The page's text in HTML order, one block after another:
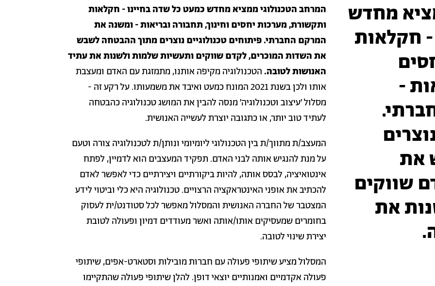
מחדש
- חקלאות
-
את
שווקים
את
המרחב הטכנולוגי ממציא מחדש כמעט כל שדה בחיינו - חקלאות
ותקשורת, מערכות יחסים וחינוך, תחבורה ובריאות - ומשנה את
המרקם החברתי. פיתוחים טכנולוגיים נוצרים מתוך ההבטחה לשבש
את השדות המוכרים, לקדם שווקים ותעשיות שלמות ולשנות את עתיד
האנושות לטובה. הטכנולוגיה מקיפה אותנו, מתמזגת עם האדם ומעצבת
אותו ולכן בשנת 2021 המונח כמעט ואיבד את משמעותו. על רקע זה -
מסלול 'עיצוב וטכנולוגיה' מנסה להבין את המושג טכנולוגיה כהבטחה
לעתיד טוב יותר, או כתגובה יוצרת לעשייה האנושית.
המעצב/ת מתווך/ת בין הטכנולוגי ליומיומי ונותן/ת לטכנולוגיה צורה וטעם
על מנת להנגיש אותה לבני האדם. תפקיד המעצבים הוא לדמיין, לפתח
אינטואיציה, לבסס אותה, להיות ביקורתיים ויצירתיים כדי לאפשר לאדם
להכתיב את אופני האינטראקציה הרצויים. טכנולוגיה היא כלי וביטוי לידע
המצטבר של החברה האנושית והמסלול מאפשר לכל סטודנט/ית לעסוק
בחומרים שמעסיקים אותו/אותה ואשר מעודדים דמיון ופעולה לטובת
יצירת שינוי לטובה.
המסלול מציע שיתופי פעולה עם חברות מובילות וסטארט-אפים, שיתופי
פעולה אקדמיים ואמנותיים יוצאי דופן. להלן שיתופי פעולה שהתקיימו